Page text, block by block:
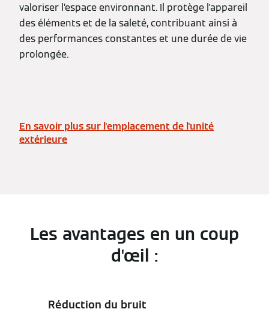
valoriser l’espace environnant. Il protège l'appareil
des éléments et de la saleté, contribuant ainsi à
des performances constantes et une durée de vie
prolongée.
En savoir plus sur l'emplacement de l'unité
extérieure
Les avantages en un coup
d'œil :
Réduction du bruit